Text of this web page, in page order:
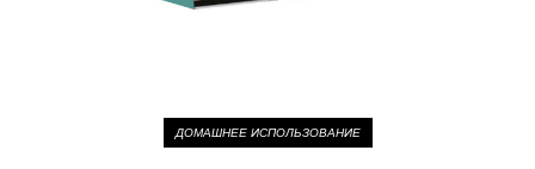
ДОМАШНЕЕ ИСПОЛЬЗОВАНИЕ